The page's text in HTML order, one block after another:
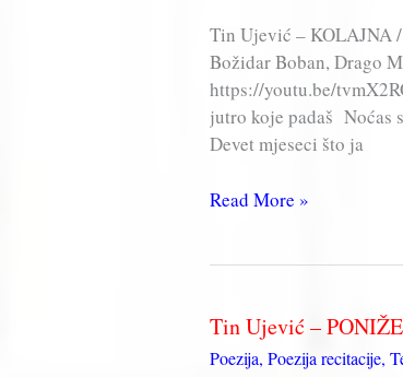
Tin Ujević – KOLAJNA
Božidar Boban, Drago
https://youtu.be/
jutro koje padaš Noćas
Devet mjeseci što ja
Tin
x
Vinyl,
Read More »
Tin Ujević –
Poezija, Poezija recitacije,